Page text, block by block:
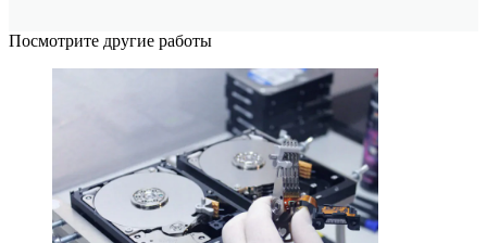
Посмотрите другие работы